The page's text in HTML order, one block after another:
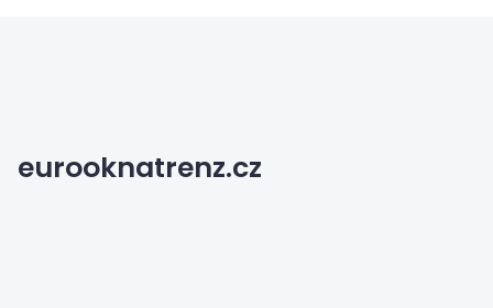
eurooknatrenz.cz